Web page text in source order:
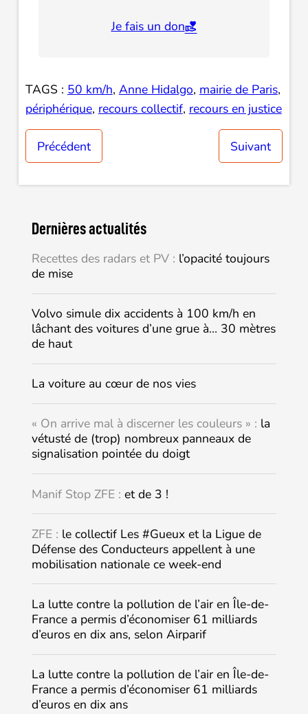
Je fais un don
TAGS : 50 km/h, Anne Hidalgo, mairie de Paris
périphérique, recours collectif, recours en justice
Précédent Suivant
Dernières actualités
Recettes des radars et PV : l’opacité toujours
de mise
Volvo simule dix accidents à 100 km/h en
lâchant des voitures d’une grue à… 30 mètres
de haut
La voiture au cœur de nos vies
« On arrive mal à discerner les couleurs » : la
vétusté de (trop) nombreux panneaux de
signalisation pointée du doigt
Manif Stop ZFE : et de 3 !
ZFE : le collectif Les #Gueux et la Ligue de
Défense des Conducteurs appellent à une
mobilisation nationale ce week-end
La lutte contre la pollution de l’air en Île-de-
France a permis d’économiser 61 milliards
d’euros en dix ans, selon Airparif
La lutte contre la pollution de l’air en Île-de-
France a permis d’économiser 61 milliards
d’euros en dix ans